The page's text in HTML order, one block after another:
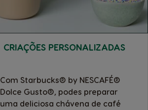
CRIAÇÕES PERSONALIZADAS
Com Starbucks® by NESCAFÉ®
Dolce Gusto®, podes preparar
uma deliciosa chávena de café